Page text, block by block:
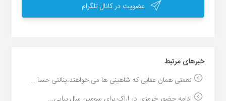
عضویت در کانال تلگرام
خبر‌های مرتبط
نعمتی همان عقابی که شاهینی ها می خواهند،پنالتی حسا...